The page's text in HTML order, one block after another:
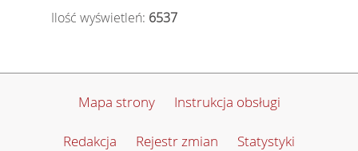
Ilość wyświetleń: 6537
Mapa strony Instrukcja obsługi
Redakcja Rejestr zmian Statystyki